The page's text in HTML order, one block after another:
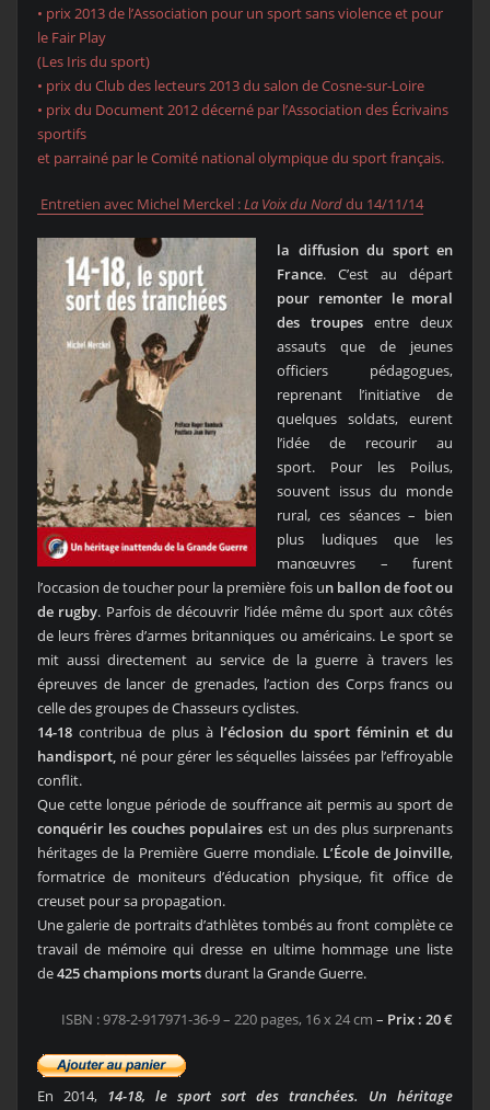
• prix 2013 de l’Association pour un sport sans violence et pour
le Fair Play
(Les Iris du sport)
• prix du Club des lecteurs 2013 du salon de Cosne-sur-Loire
• prix du Document 2012 décerné par l’Association des Écrivains
sportifs
et parrainé par le Comité national olympique du sport français.
Entretien avec Michel Merckel :La Voix du Norddu 14/11/14
la diffusion du sport en
France. C’est au départ
pour remonter le moral
des troupes entre deux
assauts que de jeunes
officiers pédagogues,
reprenant l’initiative de
quelques soldats, eurent
l’idée de recourir au
sport. Pour les Poilus,
souvent issus du monde
rural, ces séances – bien
plus ludiques que les
manœuvres – furent
l’occasion de toucher pour la première fois un ballon de foot ou
de rugby. Parfois de découvrir l’idée même du sport aux côtés
de leurs frères d’armes britanniques ou américains. Le sport se
mit aussi directement au service de la guerre à travers les
épreuves de lancer de grenades, l’action des Corps francs ou
celle des groupes de Chasseurs cyclistes.
14-18contribua de plus à l’éclosion du sport féminin et du
handisport,né pour gérer les séquelles laissées par l’effroyable
conflit.
Que cette longue période de souffrance ait permis au sport de
conquérir les couches populaires est un des plus surprenants
héritages de la Première Guerre mondiale. L’École de Joinville,
formatrice de moniteurs d’éducation physique, fit office de
creuset pour sa propagation.
Une galerie de portraits d’athlètes tombés au front complète ce
travail de mémoire qui dresse en ultime hommage une liste
de425 champions mortsdurant la Grande Guerre.
ISBN : 978-2-917971-36-9 – 220 pages, 16 x 24 cm – Prix : 20 €
En 2014, 14-18, le sport sort des tranchées. Un héritage